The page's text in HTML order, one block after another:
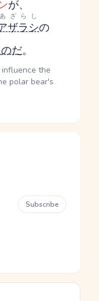
が、
ザラシ
あざらし
の
のだ。
the
polar bear's
Subscribe